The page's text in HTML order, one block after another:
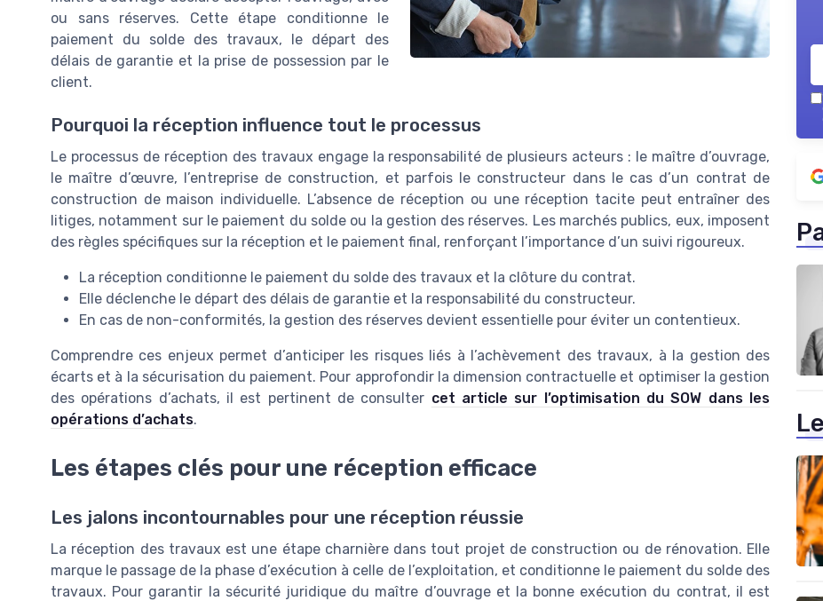
ou sans réserves. Cette étape conditionne le
paiement du solde des travaux, le départ des
délais de garantie et la prise de possession par le
client.
Pourquoi la réception influence tout le processus
Le processus de réception des travaux engage la responsabilité de plusieurs acteurs : le maître d’ouvrage,
le maître d’œuvre, l’entreprise de construction, et parfois le constructeur dans le cas d’un contrat de
construction de maison individuelle. L’absence de réception ou une réception tacite peut entraîner des
litiges, notamment sur le paiement du solde ou la gestion des réserves. Les marchés publics, eux, imposent
des règles spécifiques sur la réception et le paiement final, renforçant l’importance d’un suivi rigoureux.
La réception conditionne le paiement du solde des travaux et la clôture du contrat.
Elle déclenche le départ des délais de garantie et la responsabilité du constructeur.
En cas de non-conformités, la gestion des réserves devient essentielle pour éviter un contentieux.
Comprendre ces enjeux permet d’anticiper les risques liés à l’achèvement des travaux, à la gestion des
écarts et à la sécurisation du paiement. Pour approfondir la dimension contractuelle et optimiser la gestion
des opérations d’achats, il est pertinent de consulter cet article sur l’optimisation du SOW dans les
opérations d’achats.
Les étapes clés pour une réception efficace
Les jalons incontournables pour une réception réussie
La réception des travaux est une étape charnière dans tout projet de construction ou de rénovation. Elle
marque le passage de la phase d’exécution à celle de l’exploitation, et conditionne le paiement du solde des
travaux. Pour garantir la sécurité juridique du maître d’ouvrage et la bonne exécution du contrat, il est